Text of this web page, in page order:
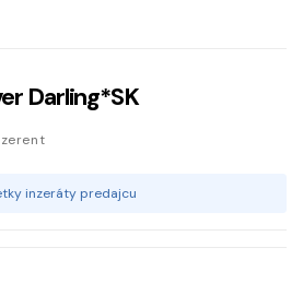
Darling*SK
inzeráty predajcu